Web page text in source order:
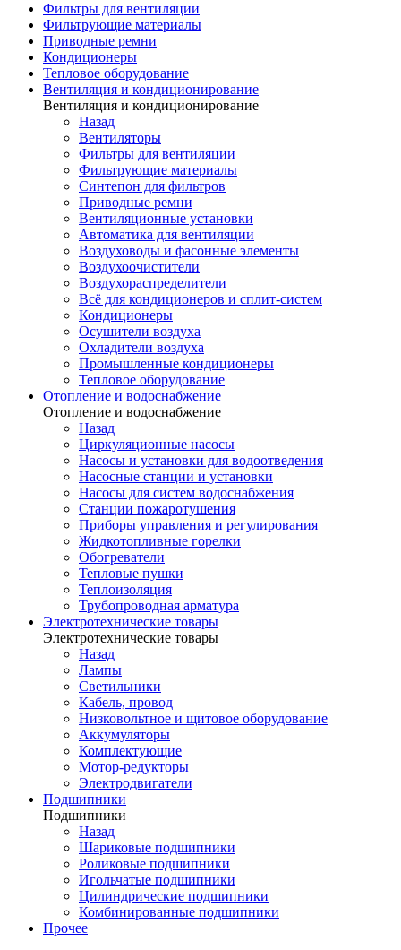
Фильтры для вентиляции
Фильтрующие материалы
Приводные ремни
Кондиционеры
Тепловое оборудование
Вентиляция и кондиционирование
Вентиляция и кондиционирование
Назад
Вентиляторы
Фильтры для вентиляции
Фильтрующие материалы
Синтепон для фильтров
Приводные ремни
Вентиляционные установки
Автоматика для вентиляции
Воздуховоды и фасонные элементы
Воздухоочистители
Воздухораспределители
Всё для кондиционеров и сплит-систем
Кондиционеры
Осушители воздуха
Охладители воздуха
Промышленные кондиционеры
Тепловое оборудование
Отопление и водоснабжение
Отопление и водоснабжение
Назад
Циркуляционные насосы
Насосы и установки для водоотведения
Насосные станции и установки
Насосы для систем водоснабжения
Станции пожаротушения
Приборы управления и регулирования
Жидкотопливные горелки
Обогреватели
Тепловые пушки
Теплоизоляция
Трубопроводная арматура
Электротехнические товары
Электротехнические товары
Назад
Лампы
Светильники
Кабель, провод
Низковольтное и щитовое оборудование
Аккумуляторы
Комплектующие
Мотор-редукторы
Электродвигатели
Подшипники
Подшипники
Назад
Шариковые подшипники
Роликовые подшипники
Игольчатые подшипники
Цилиндрические подшипники
Комбинированные подшипники
Прочее